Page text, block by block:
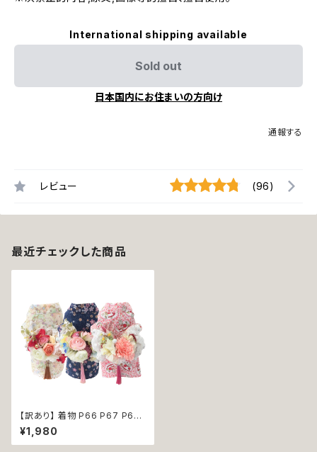
International shipping available
Sold out
日本国内にお住まいの方向け
通報する
レビュー (96)
最近チェックした商品
【訳あり】 着物 P66 P67 P69
ドッグウェア ドックウェア ネイビ
ー クリーム ブルー ピンク 犬 用
和服 ドッグウエア dog 猫 ペッ
¥1,980